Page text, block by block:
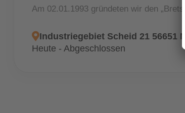
Am 02.01.1993 gründeten wir den
Industriegebiet Scheid 21 56651
Heute - Abgeschlossen